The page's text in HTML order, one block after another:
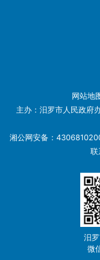
网站地
主办：汨罗市人民政
湘公网安备：
联
汨
微